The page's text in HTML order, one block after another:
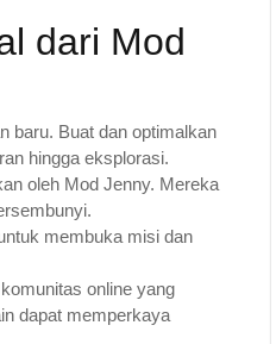
dari Mod
baru. Buat dan optimalkan
hingga eksplorasi.
oleh Mod Jenny. Mereka
membuka misi dan
online yang
dapat memperkaya